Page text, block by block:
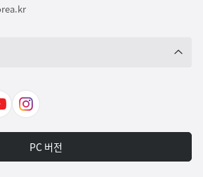
인
타
그
PC 버전